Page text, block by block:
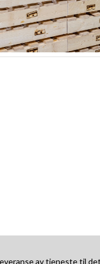
av tjeneste til